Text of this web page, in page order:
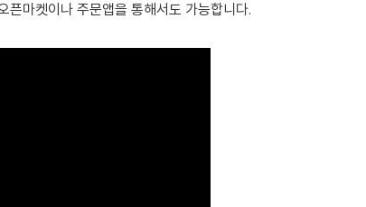
픈마켓이나 주문앱을 통해서도 가능합니다.